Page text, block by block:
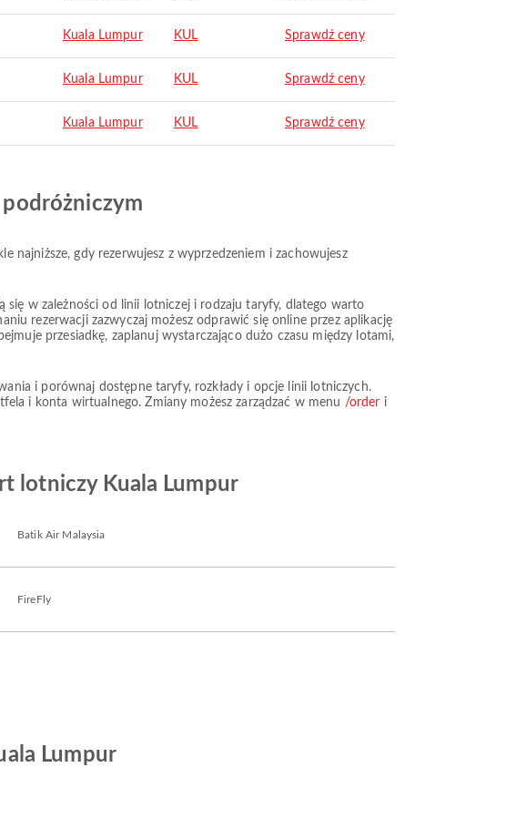
Kuala Lumpur KUL Sprawdź ceny
Kuala Lumpur KUL Sprawdź ceny
Kuala Lumpur KUL Sprawdź ceny
najniższe, gdy rezerwujesz z wyprzedzeniem i zachowujesz
się w zależności od linii lotniczej i rodzaju taryfy, dlatego warto
rezerwacji zazwyczaj możesz odprawić się online przez aplikację
przesiadkę, zaplanuj wystarczająco dużo czasu między lotami,
i porównaj dostępne taryfy, rozkłady i opcje linii lotniczych.
i konta wirtualnego. Zmiany możesz zarządzać w menu /order i
lotniczy Kuala Lumpur
Batik Air Malaysia
FireFly
Lumpur